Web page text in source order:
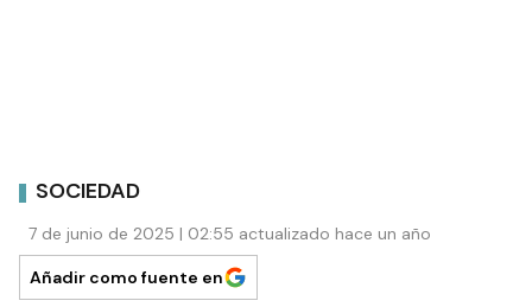
SOCIEDAD
7 de junio de 2025 | 02:55 actualizado hace un año
Añadir como fuente en